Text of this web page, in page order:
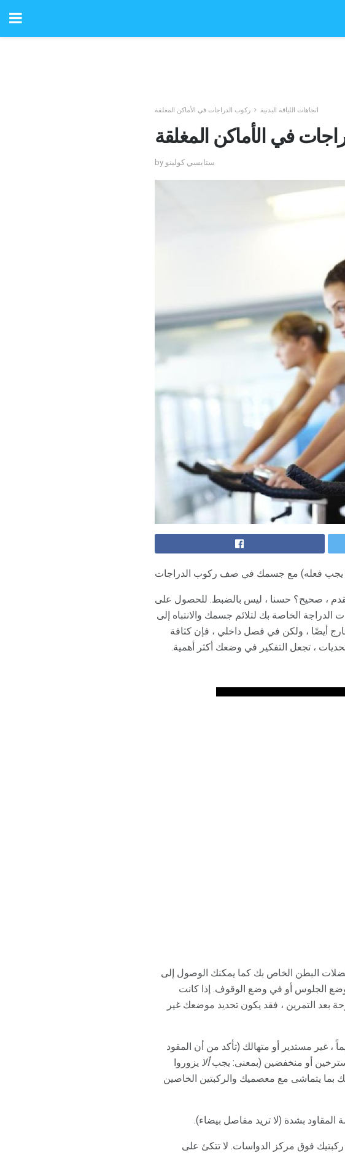
اتجاهات اللياقة البدنية ركوب الدراجات في الأماكن المغلقة
في الأماكن المغلقة
by ستايسي كولينو
لا يجب فعله) مع جسمك في صف ركوب الدراجات
، صحيح؟ حسنا ، ليس بالضبط. للحصول على
الخاصة بك لتلائم جسمك والانتباه إلى
أيضًا ، ولكن في فصل داخلي ، فإن كثافة
، تجعل التفكير في وضعك أكثر أهمية.
البطن الخاص بك كما يمكنك الوصول إلى
الجلوس أو في وضع الوقوف. إذا كانت
بعد التمرين ، فقد يكون تحديد موضعك غير
غير مستدير أو متهالك (تأكد من أن المقود
أو منخفضين (بمعنى: يجبألا يزوروا
يتماشى مع معصميك والركبتين الخاصين
بشدة (لا تريد مفاصل بيضاء).
فوق مركز الدواسات. لا تتكئ على